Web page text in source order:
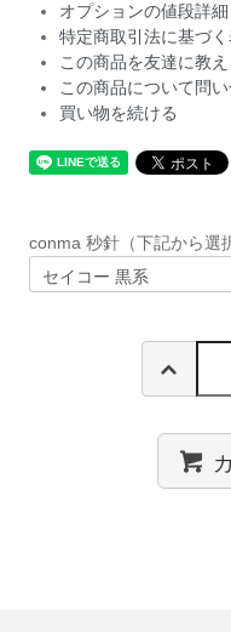
オプションの値段詳細
特定商取引法に基づく
この商品を友達に教え
この商品について問
買い物を続ける
conma 秒針（下記から選